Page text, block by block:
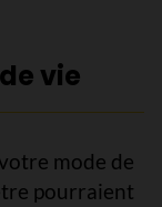
vie
mode de
pourraient